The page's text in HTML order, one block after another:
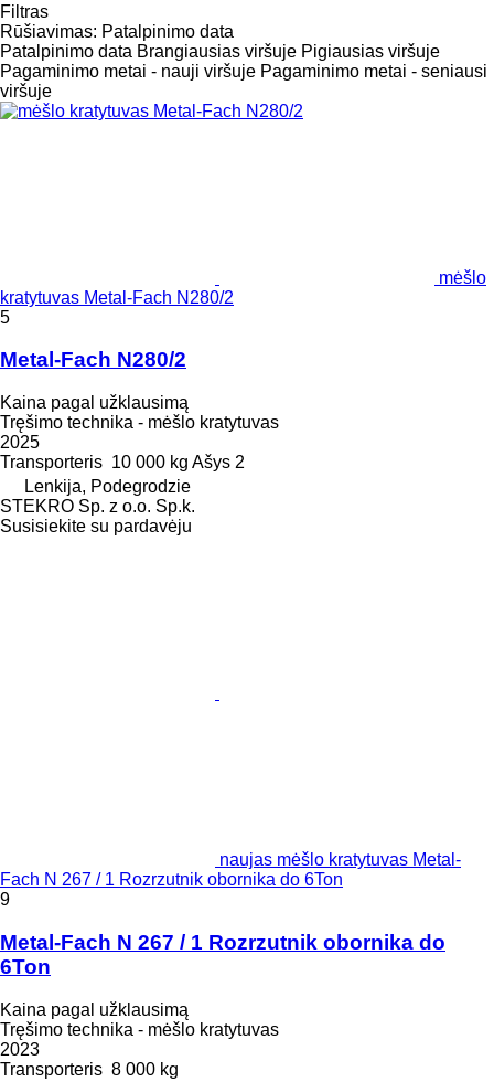
Filtras
Rūšiavimas: Patalpinimo data
Patalpinimo data Brangiausias viršuje Pigiausias viršuje
Pagaminimo metai - nauji viršuje Pagaminimo metai - seniausi
viršuje
mėšlo
kratytuvas Metal-Fach N280/2
5
Metal-Fach N280/2
Kaina pagal užklausimą
Tręšimo technika - mėšlo kratytuvas
2025
Transporteris 10 000 kg Ašys 2
Lenkija, Podegrodzie
STEKRO Sp. z o.o. Sp.k.
Susisiekite su pardavėju
naujas mėšlo kratytuvas Metal-
Fach N 267 / 1 Rozrzutnik obornika do 6Ton
9
Metal-Fach N 267 / 1 Rozrzutnik obornika do
6Ton
Kaina pagal užklausimą
Tręšimo technika - mėšlo kratytuvas
2023
Transporteris 8 000 kg